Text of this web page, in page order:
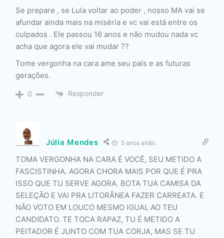
Se prepare , se Lula voltar ao poder , nosso MA vai se
afundar ainda mais na miséria e vc vai está entre os
culpados . Ele passou 16 anos e não mudou nada vc
acha que agora ele vai mudar ??
Tome vergonha na cara ame seu país e as futuras
gerações.
0 Responder
Júlia Mendes 5 anos atrás
TOMA VERGONHA NA CARA É VOCÊ, SEU METIDO A
FASCISTINHA. AGORA CHORA MAIS POR QUE É PRA
ISSO QUE TU SERVE AGORA. BOTA TUA CAMISA DA
SELEÇÃO E VAI PRA LITORÂNEA FAZER CARREATA. E
NÃO VOTO EM LOUCO MESMO IGUAL AO TEU
CANDIDATO. TE TOCA RAPAZ, TU É METIDO A
PEITADOR É JUNTO COM TUA CORJA, MAS SE TU